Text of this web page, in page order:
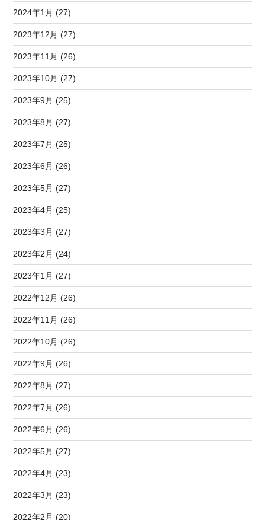
2024年1月 (27)
2023年12月 (27)
2023年11月 (26)
2023年10月 (27)
2023年9月 (25)
2023年8月 (27)
2023年7月 (25)
2023年6月 (26)
2023年5月 (27)
2023年4月 (25)
2023年3月 (27)
2023年2月 (24)
2023年1月 (27)
2022年12月 (26)
2022年11月 (26)
2022年10月 (26)
2022年9月 (26)
2022年8月 (27)
2022年7月 (26)
2022年6月 (26)
2022年5月 (27)
2022年4月 (23)
2022年3月 (23)
2022年2月 (20)